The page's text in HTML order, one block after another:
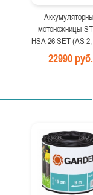
мотоножницы
HSA 26 SET (AS
22990 руб.